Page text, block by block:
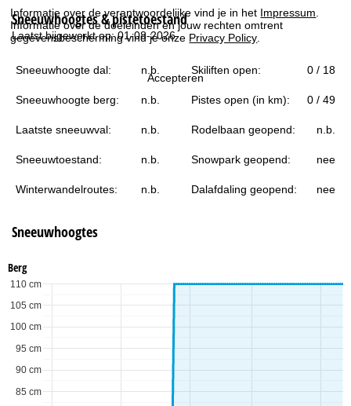
Informatie over de verantwoordelijke vind je in het Impressum
Informatie over de doeleinden en jouw rechten omtrent
gegevensbescherming vind je onze Privacy Policy
Accepteren
g
Sneeuwhoogtes & pistetoestand
Laatst bijgewerkt op: 01-08-2026
Sneeuwhoogte dal: n.b. Skiliften open: 0 / 18
Sneeuwhoogte berg: n.b. Pistes open (in km): 0 / 49
Laatste sneeuwval: n.b. Rodelbaan geopend: n.b.
Sneeuwtoestand: n.b. Snowpark geopend: nee
Winterwandelroutes: n.b. Dalafdaling geopend: nee
Sneeuwhoogtes
Berg
85 cm
90 cm
95 cm
100 cm
105 cm
110 cm